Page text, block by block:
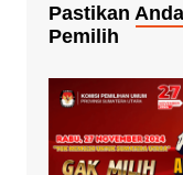
Pastikan
Pemilih